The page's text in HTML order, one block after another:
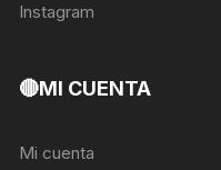
Instagram
🔴MI CUENTA
Mi cuenta